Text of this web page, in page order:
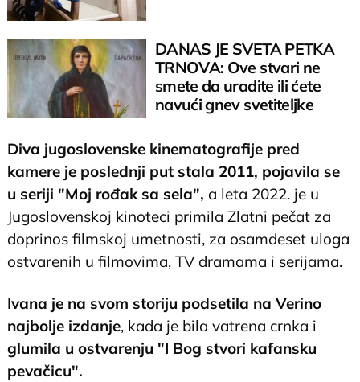
DANAS JE SVETA PETKA
TRNOVA: Ove stvari ne
smete da uradite ili ćete
navući gnev svetiteljke
Diva jugoslovenske kinematografije pred
kamere je poslednji put stala 2011, pojavila se
u seriji "Moj rođak sa sela", a leta 2022. je u
Jugoslovenskoj kinoteci primila Zlatni pečat za
doprinos filmskoj umetnosti, za osamdeset uloga
ostvarenih u filmovima, TV dramama i serijama.
Ivana je na svom storiju podsetila na Verino
najbolje izdanje, kada je bila vatrena crnka i
glumila u ostvarenju "I Bog stvori kafansku
pevačicu".